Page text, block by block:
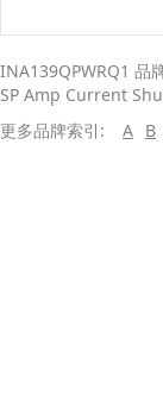
INA139QPWRQ1 品
SP Amp Current
更多品牌索引:
A B